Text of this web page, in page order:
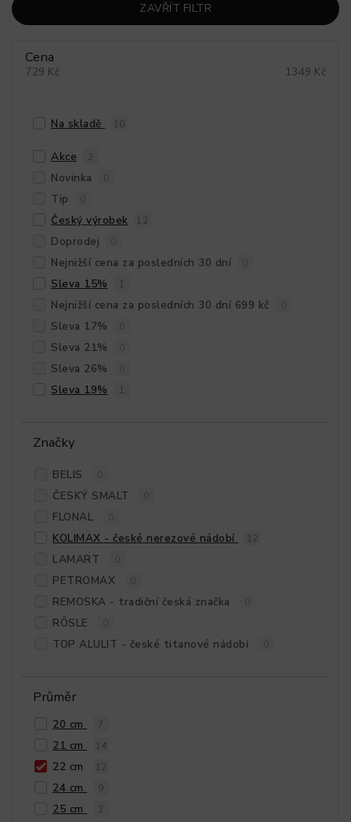
ZAVŘÍT FILTR
Cena
729 Kč 1349 Kč
Na skladě 10
Akce 2
Novinka
Tip
Český výrobek 12
Doprodej
Nejnižší cena za posledních 30 dní
Sleva 15% 1
Nejnižší cena za posledních 30 dní 699 kč
Sleva 17%
Sleva 21%
Sleva 26%
Sleva 19% 1
Značky
BELIS
ČESKÝ SMALT
FLONAL
KOLIMAX - české nerezové nádobí 12
LAMART
PETROMAX
REMOSKA - tradiční česká značka
RÖSLE
TOP ALULIT - české titanové nádobí
Průměr
20 cm 7
21 cm 14
22 cm 12
24 cm 9
25 cm 2